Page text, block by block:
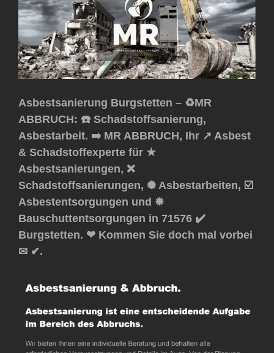
Asbestsanierung Burgstetten – ♻️MR
ABBRUCH: ☎️ Schadstoffsanierung,
Asbestarbeit. ➡️ MR ABBRUCH, Ihr ↗️ Asbest
& Schadstoffexperte für ★
Asbestsanierungen, ❌
Schadstoffsanierungen, ✺ Asbestarbeiten, ☑️
Asbestentsorgungen und ✹
Bauschuttentsorgungen in 71576 ✔️
Burgstetten. ❤ Kommen Sie doch mal vorbei
✉ ✔.